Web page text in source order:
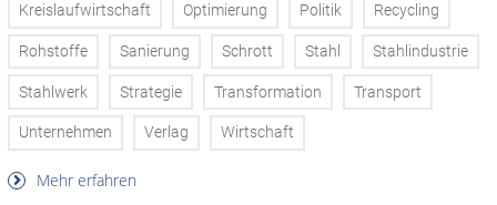
Kreislaufwirtschaft Optimierung Politik Recycling
Rohstoffe Sanierung Schrott Stahl Stahlindustrie
Stahlwerk Strategie Transformation Transport
Unternehmen Verlag Wirtschaft
Mehr erfahren